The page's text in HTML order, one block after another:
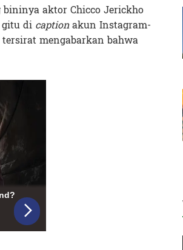
aktor Chicco Jerickho
di captionakun Instagram-
mengabarkan bahwa